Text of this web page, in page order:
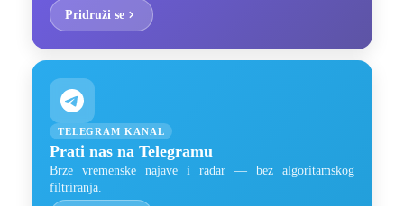
Pridruži se
TELEGRAM KANAL
Prati nas na Telegramu
Brze vremenske najave i radar — bez algoritamskog
filtriranja.